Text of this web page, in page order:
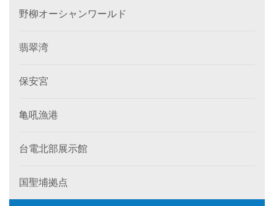
野柳オーシャンワールド
翡翠湾
保安宮
亀吼漁港
台電北部展示館
国聖埔拠点